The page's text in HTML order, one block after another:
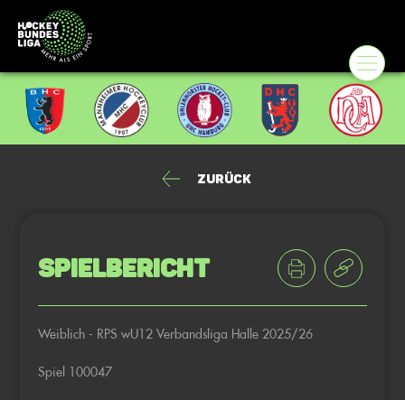
Zurück
Spielbericht
Weiblich - RPS wU12 Verbandsliga Halle 2025/26
Spiel 100047